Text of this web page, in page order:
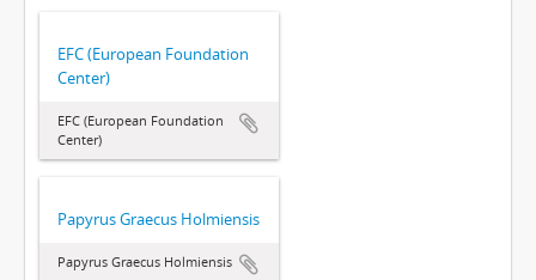
EFC (European Foundation
Center)
EFC (European Foundation
Center)
Papyrus Graecus Holmiensis
Papyrus Graecus Holmiensis